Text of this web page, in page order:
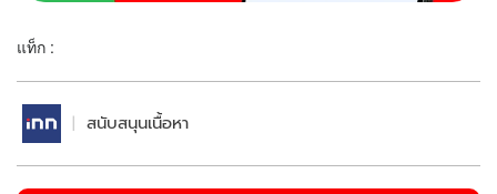
แท็ก :
สนับสนุนเนื้อหา